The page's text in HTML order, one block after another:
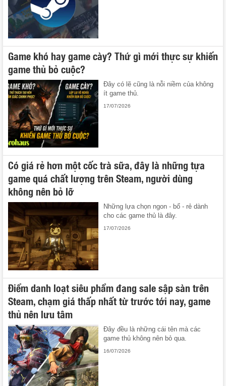
Game khó hay game cày? Thứ gì mới thực sự khiến
game thủ bỏ cuộc?
Đây có lẽ cũng là nỗi niềm của không
ít game thủ.
17/07/2026
Có giá rẻ hơn một cốc trà sữa, đây là những tựa
game quá chất lượng trên Steam, người dùng
không nên bỏ lỡ
Những lựa chọn ngon - bổ - rẻ dành
cho các game thủ là đây.
17/07/2026
Điểm danh loạt siêu phẩm đang sale sập sàn trên
Steam, chạm giá thấp nhất từ trước tới nay, game
thủ nên lưu tâm
Đây đều là những cái tên mà các
game thủ không nên bỏ qua.
16/07/2026